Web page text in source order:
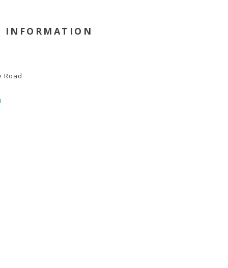
INFORMATION
Road